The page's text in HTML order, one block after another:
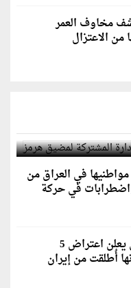
مخاوف العمر
الاعتزال
المشتركة
في العراق من
في حركة
الجيش الأردني يعلن اعتراض 5
أُطلقت من إيران